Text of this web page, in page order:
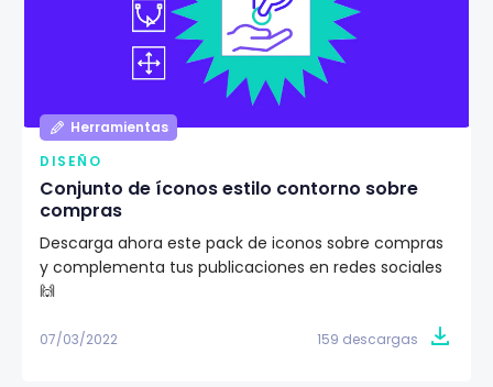
Herramientas
DISEÑO
Conjunto de íconos estilo contorno sobre
compras
Descarga ahora este pack de iconos sobre compras
y complementa tus publicaciones en redes sociales
🙌
07/03/2022 159 descargas